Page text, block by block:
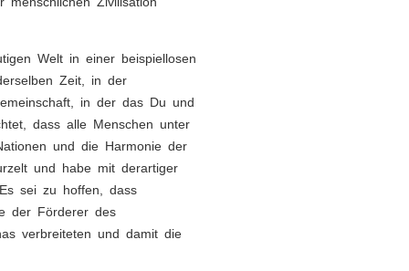
Welt in einer beispiellosen
Zeit, in der
in der das Du und
dass alle Menschen unter
und die Harmonie der
und habe mit derartiger
sei zu hoffen, dass
der Förderer des
verbreiteten und damit die